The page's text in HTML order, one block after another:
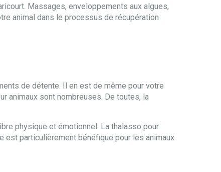
Massages, enveloppements aux algues,
animal dans le processus de récupération
de détente. Il en est de même pour votre
animaux sont nombreuses. De toutes, la
physique et émotionnel. La thalasso pour
est particulièrement bénéfique pour les animaux